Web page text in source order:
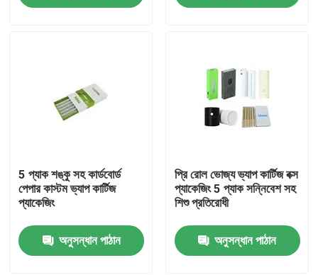
আমাদের সম্পর্কে
কারখানা ভ্রমণ
5 প্যাক শঙ্কু সহ কার্ডবোর্ড
পেপার কাস্টম ভ্যাপ কার্টিজ
প্যাকেজিং
অনুসন্ধান পাঠান
প্রি রোল ভোজ্য ভ্যাপ কার্টিজ বক্স
প্যাকেজিং 5 প্যাক সন্নিবেশ সহ
শিশু প্রতিরোধী
অনুসন্ধান পাঠান